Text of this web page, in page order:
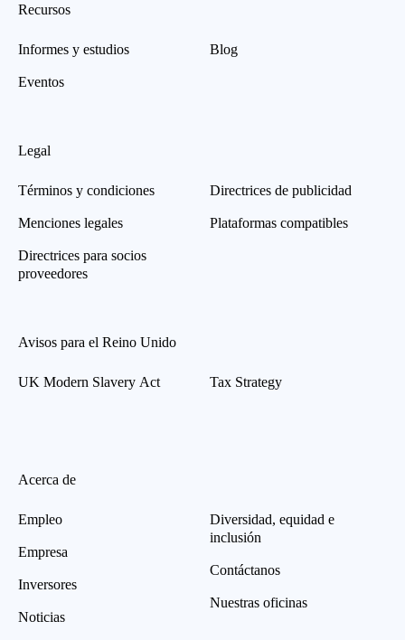
Recursos
Informes y estudios
Eventos
Blog
Legal
Términos y condiciones
Menciones legales
Directrices para socios
proveedores
Directrices de publicidad
Plataformas compatibles
Avisos para el Reino Unido
UK Modern Slavery Act Tax Strategy
Acerca de
Empleo
Empresa
Inversores
Noticias
Diversidad, equidad e
inclusión
Contáctanos
Nuestras oficinas